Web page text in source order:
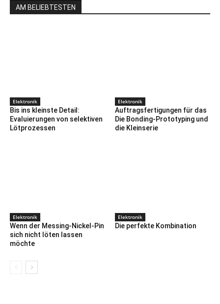
AM BELIEBTESTEN
Elektronik
Bis ins kleinste Detail:
Evaluierungen von selektiven
Lötprozessen
Elektronik
Auftragsfertigungen für das
Die Bonding-Prototyping und
die Kleinserie
Elektronik
Wenn der Messing-Nickel-Pin
sich nicht löten lassen
möchte
Elektronik
Die perfekte Kombination